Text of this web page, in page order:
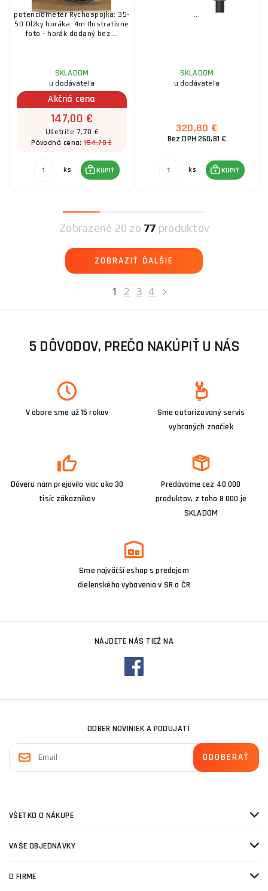
potenciometer Rychospojka: 35-
50 Dĺžky horáka: 4m Ilustratívne
foto - horák dodaný bez ...
SKLADOM
u dodávateľa
Akčná cena
147,00 €
Ušetríte 7,70 €
Pôvodná cena:154,70 €
ks KÚPIŤ
...
SKLADOM
u dodávateľa
320,80 €
Bez DPH 260,81 €
ks KÚPIŤ
1 2 3 4
Zobrazené 20 zo 77 produktov
ZOBRAZIŤ ĎALŠIE
5 DÔVODOV, PREČO NAKÚPIŤ U NÁS
V obore sme už 15 rokov
Sme autorizovaný servis
vybraných značiek
Dôveru nám prejavilo viac ako 30
tisíc zákazníkov
Predávame cez 40 000
produktov, z toho 8 000 je
SKLADOM
Sme najväčší eshop s predajom
dielenského vybavenia v SR a ČR
NÁJDETE NÁS TIEŽ NA
ODBER NOVINIEK A PODUJATÍ
VŠETKO O NÁKUPE
VAŠE OBJEDNÁVKY
O FIRME